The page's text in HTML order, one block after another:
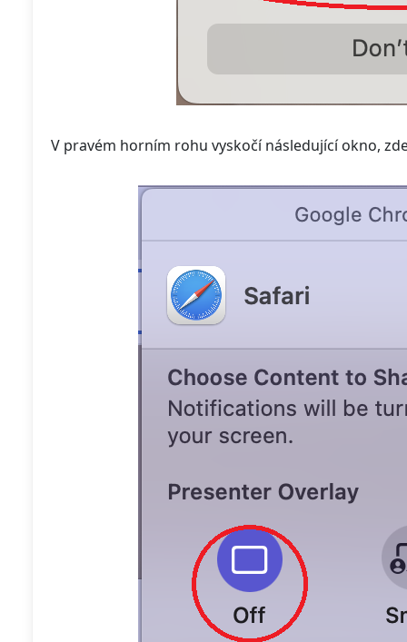
V pravém horním rohu vyskočí následující okno,